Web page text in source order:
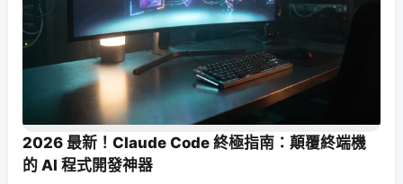
2026 最新！Claude Code 終極指南：顛覆終端機
的 AI 程式開發神器